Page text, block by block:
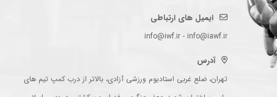
ایمیل های ارتباطی
info@iwf.ir - info@iawf.ir
آدرس
تهران، ضلع غربی استادیوم ورزشی آزادی، بالاتر از درب کمپ تیم های